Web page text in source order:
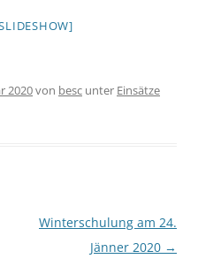
2020von besc unter Einsätze
Winterschulung am 24.
Jänner 2020 →